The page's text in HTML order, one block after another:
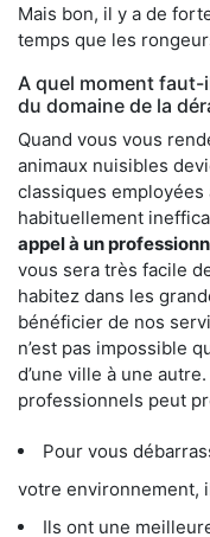
Mais bon, il y a de
temps que les
A quel moment
du domaine de la
Quand vous vous
animaux nuisibles
classiques
habituellement
appel à un
vous sera très facile
habitez dans les
bénéficier de nos
n’est pas impossible
d’une ville à une
professionnels peut
Pour vous
votre environnement,
Ils ont une